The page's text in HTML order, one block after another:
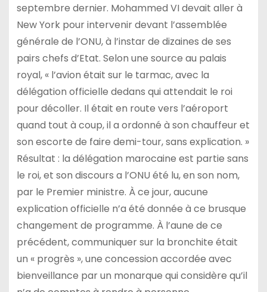
septembre dernier. Mohammed VI devait aller à
New York pour intervenir devant l’assemblée
générale de l’ONU, à l’instar de dizaines de ses
pairs chefs d’Etat. Selon une source au palais
royal, « l’avion était sur le tarmac, avec la
délégation officielle dedans qui attendait le roi
pour décoller. Il était en route vers l’aéroport
quand tout à coup, il a ordonné à son chauffeur et
son escorte de faire demi-tour, sans explication. »
Résultat : la délégation marocaine est partie sans
le roi, et son discours a l’ONU été lu, en son nom,
par le Premier ministre. À ce jour, aucune
explication officielle n’a été donnée à ce brusque
changement de programme. À l’aune de ce
précédent, communiquer sur la bronchite était
un « progrès », une concession accordée avec
bienveillance par un monarque qui considère qu’il